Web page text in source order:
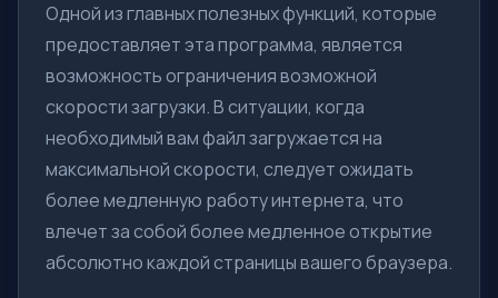
Одной из главных полезных функций, которые
предоставляет эта программа, является
возможность ограничения возможной
скорости загрузки. В ситуации, когда
необходимый вам файл загружается на
максимальной скорости, следует ожидать
более медленную работу интернета, что
влечет за собой более медленное открытие
абсолютно каждой страницы вашего браузера.